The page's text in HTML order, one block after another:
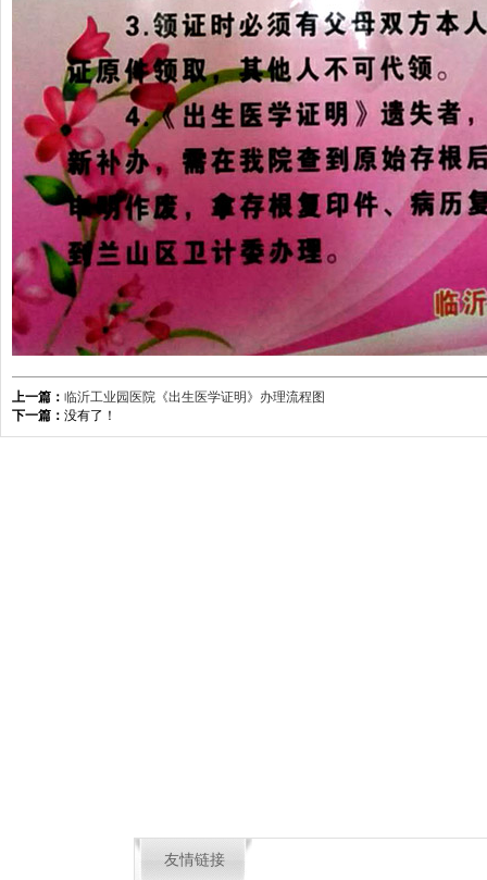
上一篇： 临沂工业园医院《出生医学证明》办理流程图
下一篇： 没有了！
友情链接